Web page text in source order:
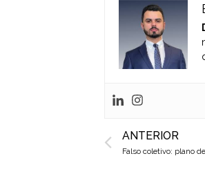
Prev
ANTERIOR
Falso coletivo: plano